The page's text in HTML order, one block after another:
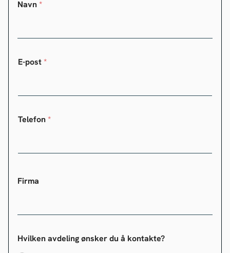
Navn *
E-post *
Telefon *
Firma
Hvilken avdeling ønsker du å kontakte?